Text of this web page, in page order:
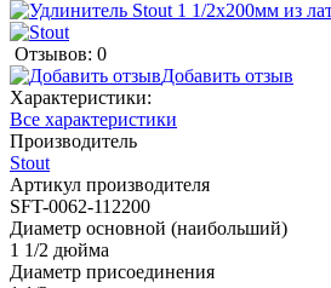
Отзывов: 0
Добавить отзыв
Характеристики:
Все характеристики
Производитель
Stout
Артикул производителя
SFT-0062-112200
Диаметр основной (наибольший)
1 1/2 дюйма
Диаметр присоединения